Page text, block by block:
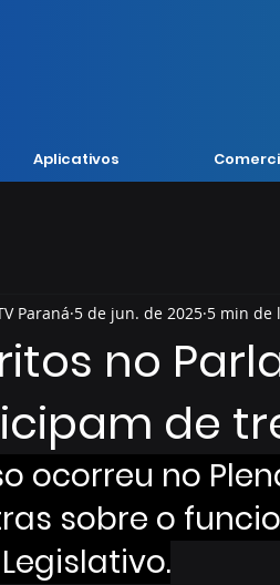
Aplicativos
no
de
Paraná 5 de jun. de 2025 5 min de
ocorreu no
sobre o